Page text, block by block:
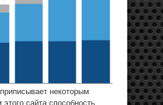
некоторым
сайта способность